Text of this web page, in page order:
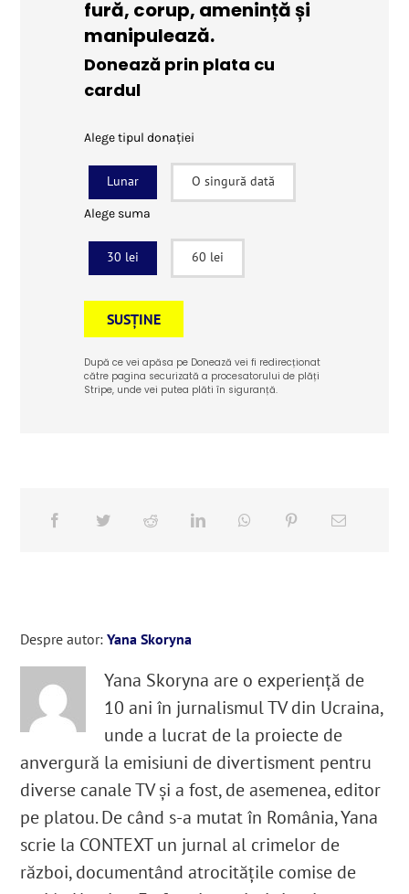
fură, corup, amenință și
manipulează.
Donează prin plata cu
cardul
Alege tipul donației
Lunar O singură dată
Alege suma
30 lei 60 lei
SUSȚINE
După ce vei apăsa pe Donează vei fi redirecționat
către pagina securizată a procesatorului de plăți
Stripe, unde vei putea plăti în siguranță.
Despre autor:Yana Skoryna
Yana Skoryna are o experiență de
10 ani în jurnalismul TV din Ucraina,
unde a lucrat de la proiecte de
anvergură la emisiuni de divertisment pentru
diverse canale TV și a fost, de asemenea, editor
pe platou. De când s-a mutat în România, Yana
scrie la CONTEXT un jurnal al crimelor de
război, documentând atrocitățile comise de